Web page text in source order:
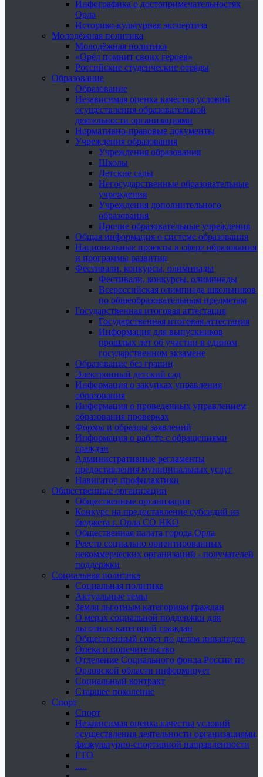
Инфографика о достопримечательностях
Орла
Историко-культурная экспертиза
Молодёжная политика
Молодёжная политика
«Орёл помнит своих героев»
Российские студенческие отряды
Образование
Образование
Независимая оценка качества условий
осуществления образовательной
деятельности организациями
Нормативно-правовые документы
Учреждения образования
Учреждения образования
Школы
Детские сады
Негосударственные образовательные
учреждения
Учреждения дополнительного
образования
Прочие образовательные учреждения
Общая информация о системе образования
Национальные проекты в сфере образования
и программы развития
Фестивали, конкурсы, олимпиады
Фестивали, конкурсы, олимпиады
Всероссийская олимпиада школьников
по общеобразовательным предметам
Государственная итоговая аттестация
Государственная итоговая аттестация
Информация для выпускников
прошлых лет об участии в едином
государственном экзамене
Образование без границ
Электронный детский сад
Информация о закупках управления
образования
Информация о проведенных управлением
образования проверках
Формы и образцы заявлений
Информация о работе с обращениями
граждан
Административные регламенты
предоставления муниципальных услуг
Навигатор профилактики
Общественные организации
Общественные организации
Конкурс на предоставление субсидий из
бюджета г. Орла СО НКО
Общественная палата города Орла
Реестр социально ориентированных
некоммерческих организаций - получателей
поддержки
Социальная политика
Социальная политика
Актуальные темы
Земля льготным категориям граждан
О мерах социальной поддержки для
льготных категорий граждан
Общественный совет по делам инвалидов
Опека и попечительство
Отделение Социального фонда России по
Орловской области информирует
Социальный контракт
Старшее поколение
Спорт
Спорт
Независимая оценка качества условий
осуществления деятельности организациями
физкультурно-спортивной направленности
ГТО
.....